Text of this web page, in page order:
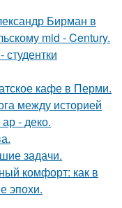
Бирман в
mid - Century.
кафе в Перми.
между историей
- деко.
задачи.
комфорт: как в
эпохи.